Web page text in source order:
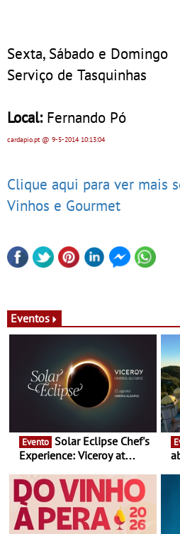
Sexta, Sábado e Domingo
Serviço de Tasquinhas
Local: Fernando Pó
cardapio.pt@ 9-5-201410:13:04
Clique aqui para ver mais
Vinhos e Gourmet
Eventos
Evento
Experience: Viceroy at
Michelin para uma noite
exclusiva